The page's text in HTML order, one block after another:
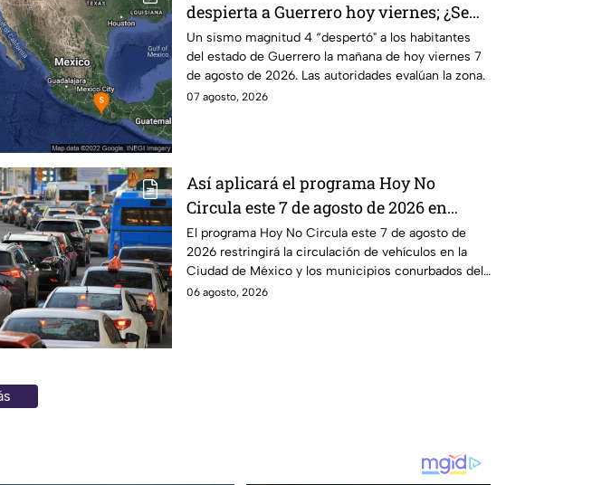
despierta a Guerrero hoy viernes; ¿Se
percibió en Puebla?
Un sismo magnitud 4 “despertó" a los habitantes
del estado de Guerrero la mañana de hoy viernes 7
de agosto de 2026. Las autoridades evalúan la zona.
07 agosto, 2026
Así aplicará el programa Hoy No
Circula este 7 de agosto de 2026 en
CDMX y Edomex
El programa Hoy No Circula este 7 de agosto de
2026 restringirá la circulación de vehículos en la
Ciudad de México y los municipios conurbados del
Edomex.
06 agosto, 2026